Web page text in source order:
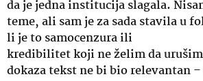
da je jedna institucija slagala.
teme, ali sam je za sada stavila u
li je to samocenzura ili
kredibilitet koji ne želim da
dokaza tekst ne bi bio relevantan